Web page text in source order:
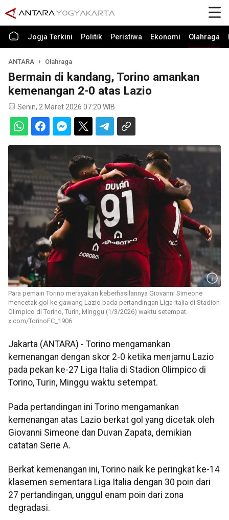
Jogja Terkini Politik Peristiwa Ekonomi Olahraga
ANTARA Olahraga
Bermain di kandang, Torino amankan
kemenangan 2-0 atas Lazio
Senin, 2 Maret 2026 07:20 WIB
Para pemain Torino merayakan keberhasilannya Giovanni Simeone
mencetak gol ke gawang Lazio pada pertandingan Liga Italia di Stadion
Olimpico di Torino, Turin, Minggu (1/3/2026) waktu setempat.
x.com/TorinoFC_1906
Jakarta (ANTARA) - Torino mengamankan
kemenangan dengan skor 2-0 ketika menjamu Lazio
pada pekan ke-27 Liga Italia di Stadion Olimpico di
Torino, Turin, Minggu waktu setempat.
Pada pertandingan ini Torino mengamankan
kemenangan atas Lazio berkat gol yang dicetak oleh
Giovanni Simeone dan Duvan Zapata, demikian
catatan Serie A.
Berkat kemenangan ini, Torino naik ke peringkat ke-14
klasemen sementara Liga Italia dengan 30 poin dari
27 pertandingan, unggul enam poin dari zona
degradasi.